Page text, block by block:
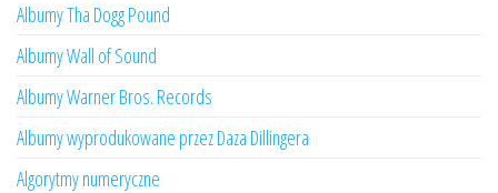
Albumy Tha Dogg Pound
Albumy Wall of Sound
Albumy Warner Bros. Records
Albumy wyprodukowane przez Daza Dillingera
Algorytmy numeryczne